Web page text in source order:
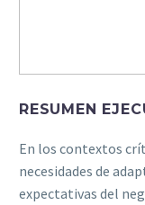
RESUMEN
En los contextos
necesidades de
expectativas del